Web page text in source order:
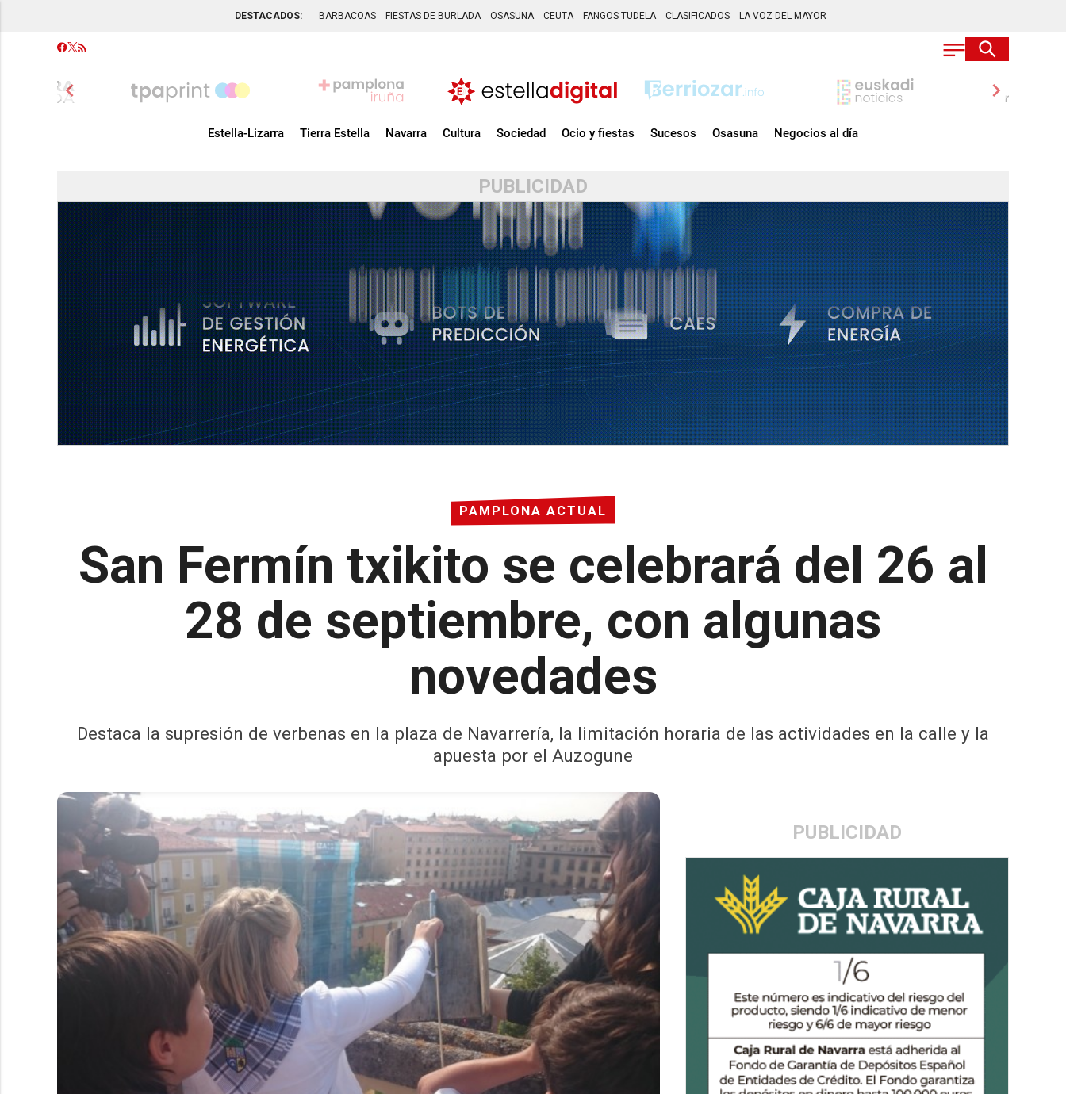
DESTACADOS: BARBACOAS FIESTAS DE BURLADA OSASUNA CEUTA FANGOS TUDELA CLASIFICADOS LA VOZ DEL MAYOR
chevron_left chevron_right
Estella-Lizarra Tierra Estella Navarra Cultura Sociedad Ocio y fiestas Sucesos Osasuna Negocios al día
PUBLICIDAD
PAMPLONA ACTUAL
San Fermín txikito se celebrará del 26 al
28 de septiembre, con algunas
novedades
Destaca la supresión de verbenas en la plaza de Navarrería, la limitación horaria de las actividades en la calle y la
apuesta por el Auzogune
PUBLICIDAD